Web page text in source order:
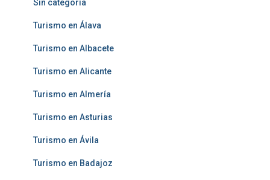
Sin categoría
Turismo en Álava
Turismo en Albacete
Turismo en Alicante
Turismo en Almería
Turismo en Asturias
Turismo en Ávila
Turismo en Badajoz